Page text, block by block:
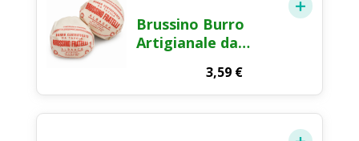
Brussino Burro
Artigianale da
Centrifugata 125g
3,59 €